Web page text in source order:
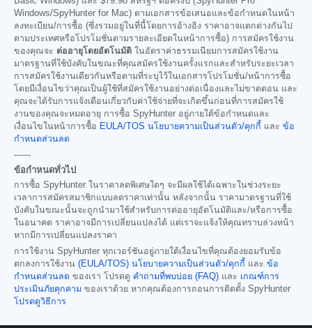
Windows/SpyHunter for Mac) ตามเอกสารข้อเสนอและข้อกำหนดในหน้า
ลงทะเบียน/การซื้อ (ซึ่งรวมอยู่ในที่นี้โดยการอ้างอิง ราคาอาจแตกต่างกันไป
ตามประเทศหรือโปรโมชั่นตามรายละเอียดในหน้าการซื้อ) การสมัครใช้งาน
ของคุณจะ ต่ออายุโดยอัตโนมัติ ในอัตราค่าธรรมเนียมการสมัครใช้งาน
มาตรฐานที่ใช้บังคับในขณะที่คุณสมัครใช้งานครั้งแรกและสำหรับระยะเวลา
การสมัครใช้งานเดียวกันหรือตามที่ระบุไว้ในเอกสารโปรโมชั่น/หน้าการซื้อ
โดยมีเงื่อนไขว่าคุณเป็นผู้ใช้ที่สมัครใช้งานอย่างต่อเนื่องและไม่ขาดตอน และ
คุณจะได้รับการแจ้งเตือนเกี่ยวกับค่าใช้จ่ายที่จะเกิดขึ้นก่อนที่การสมัครใช้
งานของคุณจะหมดอายุ การซื้อ SpyHunter อยู่ภายใต้ข้อกำหนดและ
เงื่อนไขในหน้าการซื้อ EULA/TOS นโยบายความเป็นส่วนตัว/คุกกี้ และ ข้อ
กำหนดส่วนลด
------
ข้อกำหนดทั่วไป
การซื้อ SpyHunter ในราคาลดพิเศษใดๆ จะมีผลใช้ได้เฉพาะในช่วงระยะ
เวลาการสมัครสมาชิกแบบลดราคาเท่านั้น หลังจากนั้น ราคามาตรฐานที่ใช้
บังคับในขณะนั้นจะถูกนำมาใช้สำหรับการต่ออายุอัตโนมัติและ/หรือการซื้อ
ในอนาคต ราคาอาจมีการเปลี่ยนแปลงได้ แต่เราจะแจ้งให้คุณทราบล่วงหน้า
หากมีการเปลี่ยนแปลงราคา
การใช้งาน SpyHunter ทุกเวอร์ชันอยู่ภายใต้เงื่อนไขที่คุณต้องยอมรับข้อ
ตกลงการใช้งาน (EULA/TOS) นโยบายความเป็นส่วนตัว/คุกกี้ และ ข้อ
กำหนดส่วนลด ของเรา โปรดดู คำถามที่พบบ่อย (FAQ) และ เกณฑ์การ
ประเมินภัยคุกคาม ของเราด้วย หากคุณต้องการถอนการติดตั้ง SpyHunter
โปรดดูวิธีการ